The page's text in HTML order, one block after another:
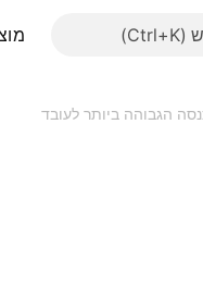
הגבוהה ביותר לעובד